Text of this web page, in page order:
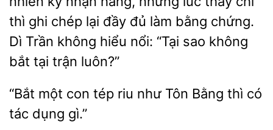
thì ghi chép
đầy đủ làm bằng chứng.
Dì Trần không hiểu nổi: “Tại sao không
bắt tại trận luôn?”
“Bắt một
tép riu như Tôn Bằng thì có
dụng